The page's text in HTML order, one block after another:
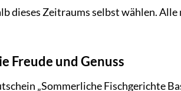
dieses Zeitraums selbst wählen.
Freude und Genuss
„Sommerliche Fischgerichte